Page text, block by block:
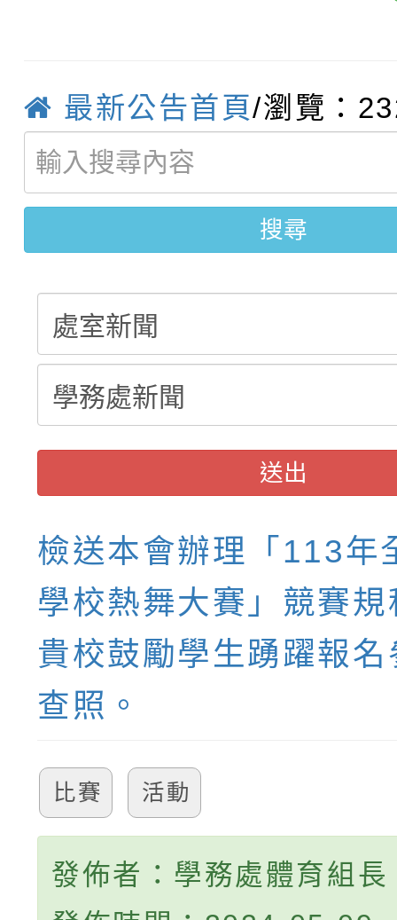
畫影片一案
劇比賽實施要點」及修
表
轉知：桃園市115年度
敬師藝文競賽』實施計
【甄選結果(第11招)】
學年度第1學期第7次
【甄選結果(第3招)】
結果(第3招)
最新公告首頁/瀏覽：
搜尋
送出
檢送本會辦理「113年
學校熱舞大賽」競賽
貴校鼓勵學生踴躍報
查照。
比賽 活動
發佈者：學務處體育組長